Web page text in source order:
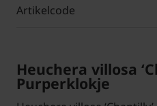
Artikelcode
Heuchera villosa
Purperklokje